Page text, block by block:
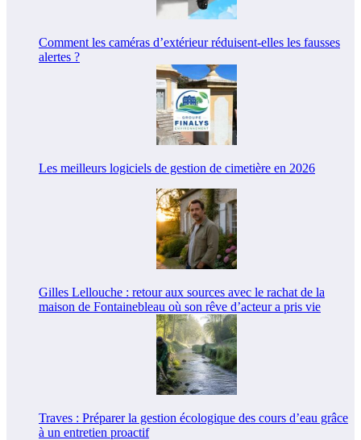
Comment les caméras d’extérieur réduisent-elles les fausses
alertes ?
Les meilleurs logiciels de gestion de cimetière en 2026
Gilles Lellouche : retour aux sources avec le rachat de la
maison de Fontainebleau où son rêve d’acteur a pris vie
Traves : Préparer la gestion écologique des cours d’eau grâce
à un entretien proactif